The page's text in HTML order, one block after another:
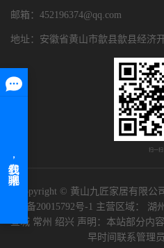
邮箱：452196374@qq.com
地址：安徽省黄山市歙县歙县经济
扫一扫
Copyright © 黄山九匠家居有限公
ICP备20015792号-1 主营区域： 湖州
宣城 常州 绍兴 声明：本站部分内
早时间联系管理